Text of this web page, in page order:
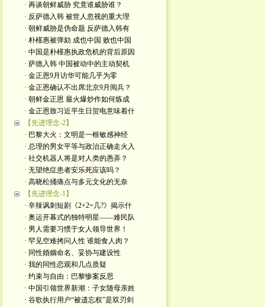
· 再谈朝鲜威胁 究竟谁威胁谁？
· 反萨德入韩 被世人忽视的重大理
· 朝鲜威胁是伪命题 反萨德入韩有
· 朴槿惠被弹劾 成也中国 败也中国
· 中国是朴槿惠执政危机的背后原因
· 萨德入韩 中国被动中的主动契机
· 金正恩9月访华可能几乎为零
· 金正恩确认不出席北京9月阅兵？
· 朝鲜金正恩 最火爆炒作如何炼成
· 金正恩致习近平生日贺电意味着什
【先进理念-2】
· 巴黎大火：文明是一根敏感神经
· 总理的男女平等与政治正确走火入
· 社交机器人将是对人类的愚弄？
· 无望绝症患者安乐死应该吗？
· 高晓松捅痛点与多元文化的无奈
【先进理念-1】
· 辛辣讽刺短剧《2+2=几?》揭示什
· 奥运开幕式的独特明星——难民队
· 男人需要习惯于女人领导世界！
· 罕见空难拷问人性 谁能食人肉？
· 同性婚姻命名、妥协与建设性
· 我的同性恋观和几点质疑
· 约束与自由：巴黎惨案反思
· 中国引领世界新潮：子女随母亲姓
· 谷歌执行用户“被遗忘权”是双刃剑